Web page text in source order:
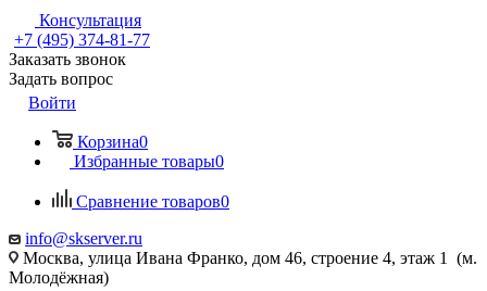
Консультация
+7 (495) 374-81-77
Заказать звонок
Задать вопрос
Войти
Корзина0
Избранные товары0
Сравнение товаров0
info@skserver.ru
Москва, улица Ивана Франко, дом 46, строение 4, этаж 1 (м.
Молодёжная)